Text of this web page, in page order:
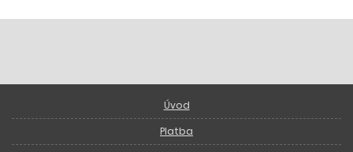
Úvod
Platba